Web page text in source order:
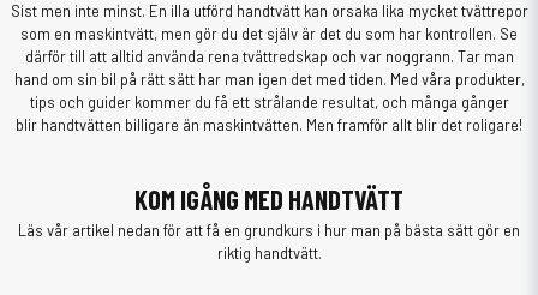
Sist men inte minst. En illa utförd handtvätt kan orsaka lika mycket tvättrepor
som en maskintvätt, men gör du det själv är det du som har kontrollen. Se
därför till att alltid använda rena tvättredskap och var noggrann. Tar man
hand om sin bil på rätt sätt har man igen det med tiden. Med våra produkter,
tips och guider kommer du få ett strålande resultat, och många gånger
blir handtvätten billigare än maskintvätten. Men framför allt blir det roligare!
KOM IGÅNG MED HANDTVÄTT
Läs vår artikel nedan för att få en grundkurs i hur man på bästa sätt gör en
riktig handtvätt.